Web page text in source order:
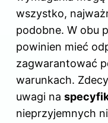
wszystko,
podobne. W obu
powinien mieć
zagwarantować
warunkach.
uwagi na
nieprzyjemnych